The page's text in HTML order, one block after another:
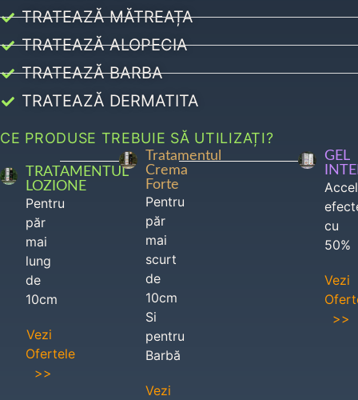
TRATEAZĂ MĂTREAȚA
TRATEAZĂ ALOPECIA
TRATEAZĂ BARBA
TRATEAZĂ DERMATITA
CE PRODUSE TREBUIE SĂ UTILIZAȚI?
TRATAMENTUL
LOZIONE
Pentru
păr
mai
lung
de
10cm
Vezi
Ofertele
>>
Tratamentul
Crema
Forte
Pentru
păr
mai
scurt
de
10cm
Si
pentru
Barbă
Vezi
GEL
cu
50%
Vezi
>>